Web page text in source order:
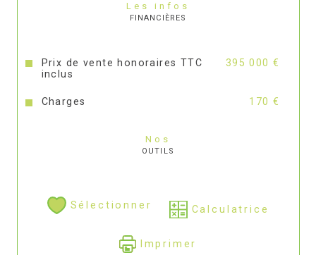
Les infos
FINANCIÈRES
Prix de vente honoraires TTC
inclus
395 000 €
Charges 170 €
Nos
OUTILS
Sélectionner Calculatrice
Imprimer